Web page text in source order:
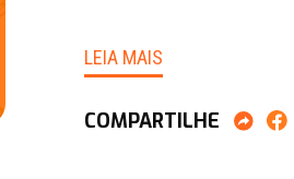
LEIA MAIS
COMPARTILHE